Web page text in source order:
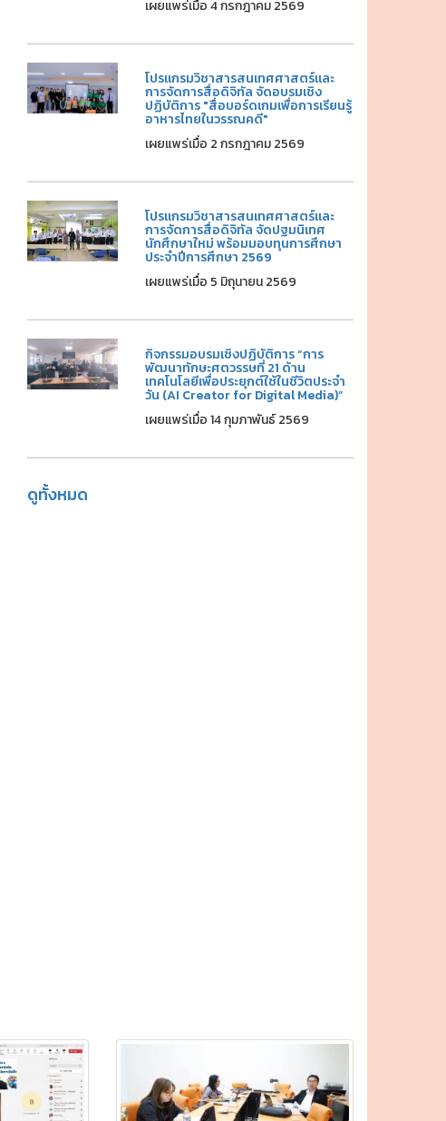
เผยแพร่เมื่อ 4 กรกฎาคม 2569
โปรแกรมวิชาสารสนเทศศาสตร์และ
การจัดการสื่อดิจิทัล จัดอบรมเชิง
ปฏิบัติการ "สื่อบอร์ดเกมเพื่อการเรียนรู้
อาหารไทยในวรรณคดี"
เผยแพร่เมื่อ 2 กรกฎาคม 2569
โปรแกรมวิชาสารสนเทศศาสตร์และ
การจัดการสื่อดิจิทัล จัดปฐมนิเทศ
นักศึกษาใหม่ พร้อมมอบทุนการศึกษา
ประจำปีการศึกษา 2569
เผยแพร่เมื่อ 5 มิถุนายน 2569
กิจกรรมอบรมเชิงปฏิบัติการ “การ
พัฒนาทักษะศตวรรษที่ 21 ด้าน
เทคโนโลยีเพื่อประยุกต์ใช้ในชีวิตประจำ
วัน (AI Creator for Digital Media)”
เผยแพร่เมื่อ 14 กุมภาพันธ์ 2569
ดูทั้งหมด